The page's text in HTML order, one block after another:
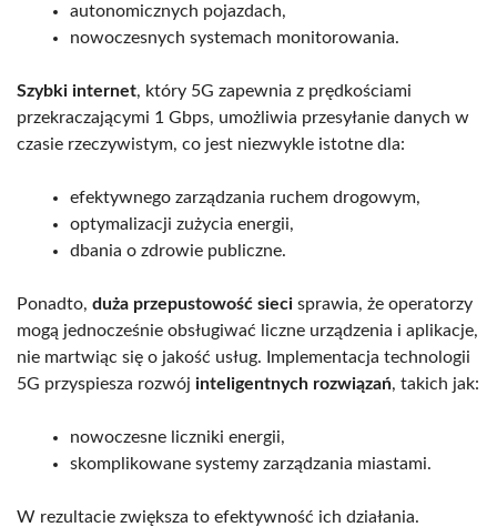
autonomicznych pojazdach,
nowoczesnych systemach monitorowania.
Szybki internet, który 5G zapewnia z prędkościami
przekraczającymi 1 Gbps, umożliwia przesyłanie danych w
czasie rzeczywistym, co jest niezwykle istotne dla:
efektywnego zarządzania ruchem drogowym,
optymalizacji zużycia energii,
dbania o zdrowie publiczne.
Ponadto, duża przepustowość sieci sprawia, że operatorzy
mogą jednocześnie obsługiwać liczne urządzenia i aplikacje,
nie martwiąc się o jakość usług. Implementacja technologii
5G przyspiesza rozwój inteligentnych rozwiązań, takich jak:
nowoczesne liczniki energii,
skomplikowane systemy zarządzania miastami.
W rezultacie zwiększa to efektywność ich działania.